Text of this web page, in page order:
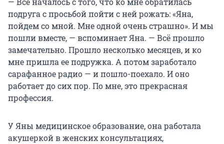
подруга с просьбой пойти с ней рожать: «Яна,
пойдем со мной. Мне одной очень страшно». И мы
пошли вместе, — вспоминает Яна. — Всё прошло
замечательно. Прошло несколько месяцев, и ко
мне пришла ее подружка. А потом заработало
сарафанное радио — и пошло-поехало. И оно
работает до сих пор. По мне, это прекрасная
профессия.
У Яны медицинское образование, она работала
акушеркой в женских консультациях,